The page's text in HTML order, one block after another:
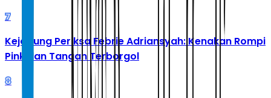
7
Kejagung Periksa Febrie Adriansyah: Kenakan Rompi
Pink dan Tangan Terborgol
8